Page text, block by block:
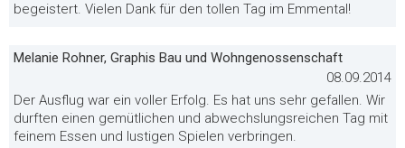
begeistert. Vielen Dank für den tollen Tag im Emmental!
Melanie Rohner, Graphis Bau und Wohngenossenschaft
08.09.2014
Der Ausflug war ein voller Erfolg. Es hat uns sehr gefallen. Wir
durften einen gemütlichen und abwechslungsreichen Tag mit
feinem Essen und lustigen Spielen verbringen.